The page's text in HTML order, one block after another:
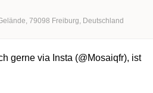
79098 Freiburg Deutschland
gerne via Insta (@Mosaiqfr), ist